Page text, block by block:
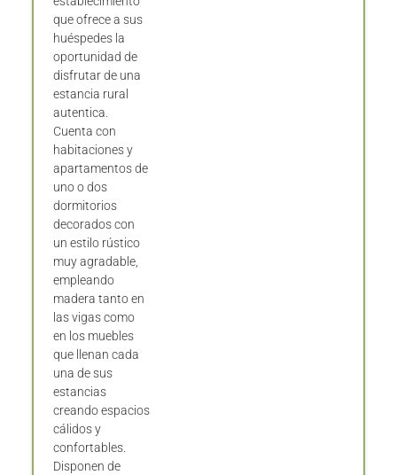
que ofrece a sus
huéspedes la
oportunidad de
disfrutar de una
estancia rural
autentica.
Cuenta con
habitaciones y
apartamentos de
uno o dos
dormitorios
decorados con
un estilo rústico
muy agradable,
empleando
madera tanto en
las vigas como
en los muebles
que llenan cada
una de sus
estancias
creando espacios
cálidos y
confortables.
Disponen de